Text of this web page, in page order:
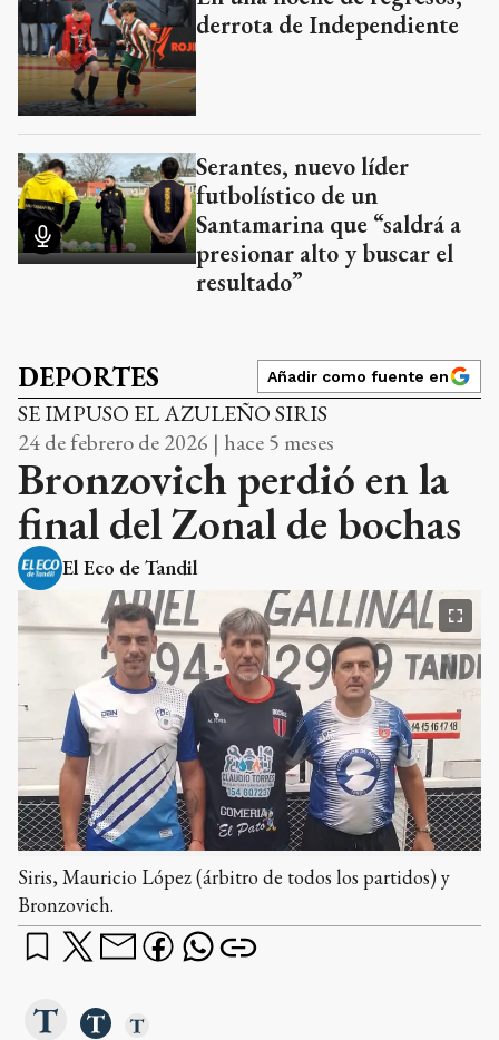
derrota de Independiente
Serantes, nuevo líder
futbolístico de un
Santamarina que “saldrá a
presionar alto y buscar el
resultado”
DEPORTES Añadir como fuente en
SE IMPUSO EL AZULEÑO SIRIS
24 de febrero de 2026 | hace 5 meses
Bronzovich perdió en la
final del Zonal de bochas
El Eco de Tandil
Siris, Mauricio López (árbitro de todos los partidos) y
Bronzovich.